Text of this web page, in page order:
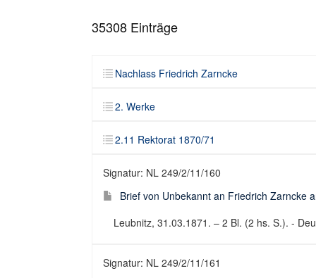
35308 Einträge
Nachlass Friedrich Zarncke
2. Werke
2.11 Rektorat 1870/71
Signatur: NL 249/2/11/160
Brief von Unbekannt an Friedrich Zarncke
Leubnitz, 31.03.1871. – 2 Bl. (2 hs. S.). -
Signatur: NL 249/2/11/161